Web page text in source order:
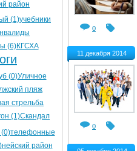
движения транспорта на майские
транспортные карты
0
11 декабря 2014
0
район
(1)учебники
(6)КГСХА
(0)Уличное
пляж
стрельба
(1)Скандал
телефонные
нейский район